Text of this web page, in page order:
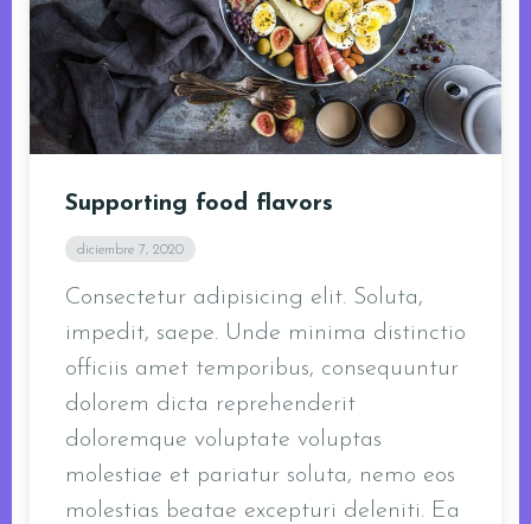
Supporting food flavors
diciembre 7, 2020
Consectetur adipisicing elit. Soluta,
impedit, saepe. Unde minima distinctio
officiis amet temporibus, consequuntur
dolorem dicta reprehenderit
doloremque voluptate voluptas
molestiae et pariatur soluta, nemo eos
molestias beatae excepturi deleniti. Ea